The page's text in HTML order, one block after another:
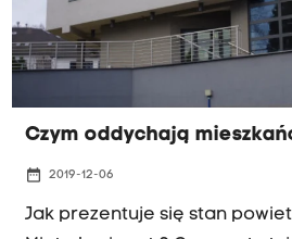
Czym oddychają
date_range 2019-12-06
Jak prezentuje się stan